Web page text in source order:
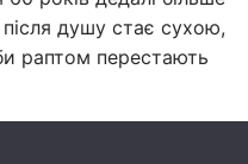
після душу стає сухою,
раптом перестають